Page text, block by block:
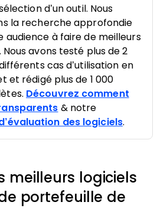
d’un outil. Nous
la recherche approfondie
audience à faire de meilleurs
avons testé plus de 2
cas d’utilisation en
et rédigé plus de 1 000
Découvrez comment
& notre
des logiciels.
meilleurs logiciels
portefeuille de